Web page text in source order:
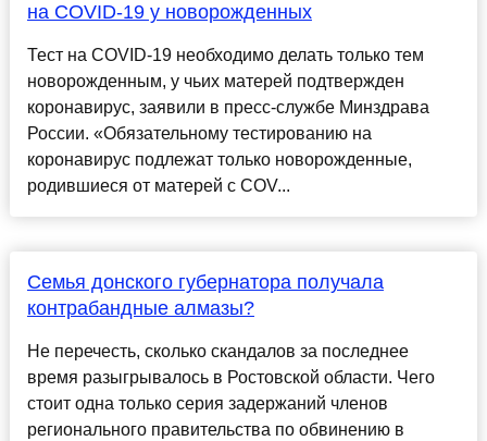
на COVID-19 у новорожденных
Тест на COVID-19 необходимо делать только тем
новорожденным, у чьих матерей подтвержден
коронавирус, заявили в пресс-службе Минздрава
России. «Обязательному тестированию на
коронавирус подлежат только новорожденные,
родившиеся от матерей с COV...
Семья донского губернатора получала
контрабандные алмазы?
Не перечесть, сколько скандалов за последнее
время разыгрывалось в Ростовской области. Чего
стоит одна только серия задержаний членов
регионального правительства по обвинению в